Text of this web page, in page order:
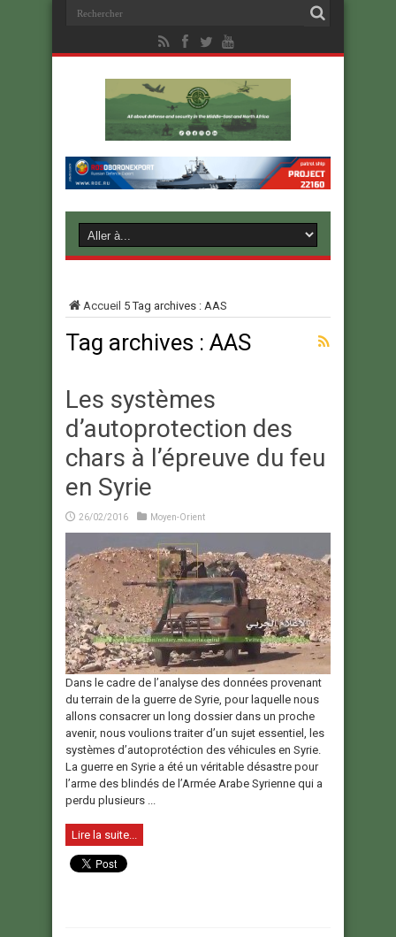
Accueil 5Tag archives : AAS
Tag archives : AAS
Les systèmes
d’autoprotection des
chars à l’épreuve du feu
en Syrie
26/02/2016 Moyen-Orient
Dans le cadre de l’analyse des données provenant
du terrain de la guerre de Syrie, pour laquelle nous
allons consacrer un long dossier dans un proche
avenir, nous voulions traiter d’un sujet essentiel, les
systèmes d’autoprotéction des véhicules en Syrie.
La guerre en Syrie a été un véritable désastre pour
l’arme des blindés de l’Armée Arabe Syrienne qui a
perdu plusieurs ...
Lire la suite...